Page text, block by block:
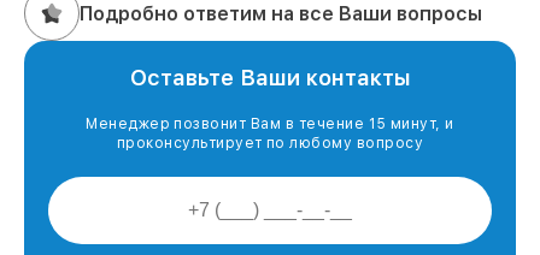
Подробно ответим на все Ваши вопросы
Оставьте Ваши контакты
Менеджер позвонит Вам в течение 15 минут, и
проконсультирует по любому вопросу